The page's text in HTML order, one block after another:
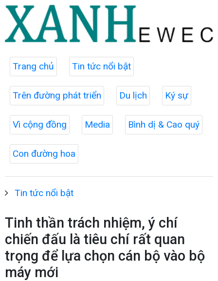
Trang chủ Tin tức nổi bật
Trên đường phát triển Du lịch Ký sự
Vì cộng đồng Media Bình dị & Cao quý
Con đường hoa
Tin tức nổi bật
Tinh thần trách nhiệm, ý chí
chiến đấu là tiêu chí rất quan
trọng để lựa chọn cán bộ vào bộ
máy mới